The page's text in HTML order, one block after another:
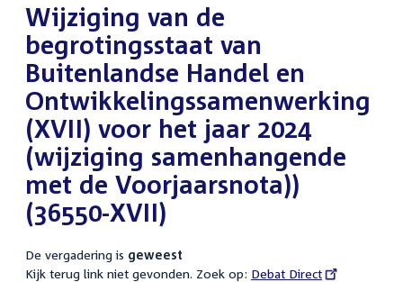
:Wijziging van de
begrotingsstaat van
Buitenlandse Handel en
Ontwikkelingssamenwerking
(XVII) voor het jaar 2024
(wijziging samenhangende
met de Voorjaarsnota))
(36550-XVII)
De vergadering is geweest
Kijk terug link niet gevonden. Zoek op: External
Debat Direct